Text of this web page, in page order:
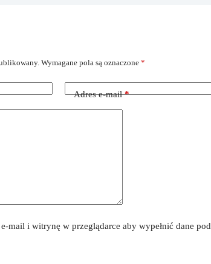
Wymagane pola są oznaczone *
Adres e-mail*
mail i witrynę w przeglądarce aby wypełnić dane